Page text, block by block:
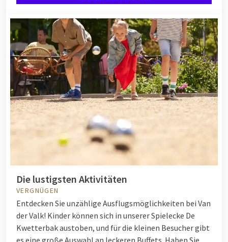
Die lustigsten Aktivitäten
VERGNÜGEN
Entdecken Sie unzählige Ausflugsmöglichkeiten bei Van
der Valk! Kinder können sich in unserer Spielecke De
Kwetterbak austoben, und für die kleinen Besucher gibt
es eine große Auswahl an leckeren Buffets. Haben Sie